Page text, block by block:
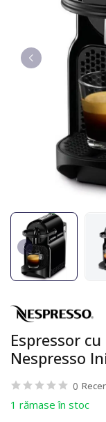
Espressor
Nespresso
0
1 rămase în stoc